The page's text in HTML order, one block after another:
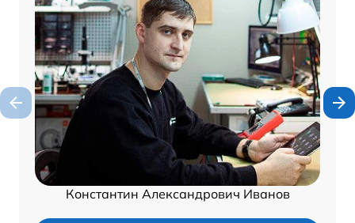
Константин Александрович Иванов